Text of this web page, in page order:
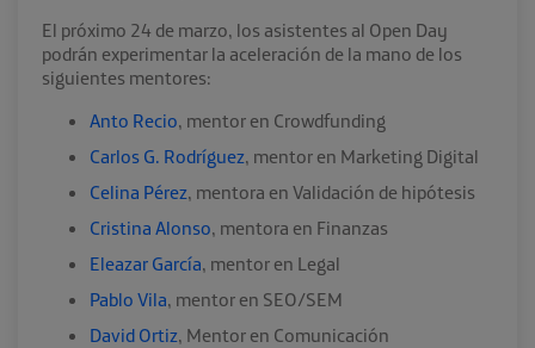
El próximo 24 de marzo, los asistentes al Open Day
podrán experimentar la aceleración de la mano de los
siguientes mentores:
Anto Recio, mentor en Crowdfunding
Carlos G. Rodríguez, mentor en Marketing Digital
Celina Pérez, mentora en Validación de hipótesis
Cristina Alonso, mentora en Finanzas
Eleazar García, mentor en Legal
Pablo Vila, mentor en SEO/SEM
David Ortiz, Mentor en Comunicación